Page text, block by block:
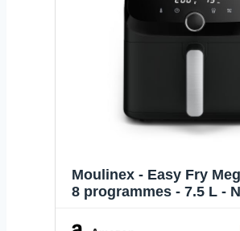
Moulinex - Easy Fry
8 programmes - 7.5 L -